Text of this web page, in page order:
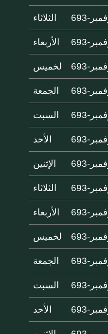
الثلاثاء
الأربعاء
لخميس
الجمعة
السبت
الأحد
الإثنين
الثلاثاء
الأربعاء
لخميس
الجمعة
السبت
الأحد